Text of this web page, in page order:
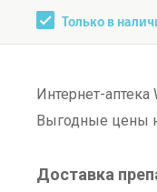
Только в
Интернет-
Выгодные цены
Доставка